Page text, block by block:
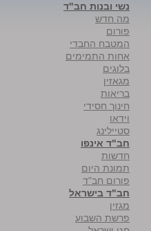
נשי ובנות חב"ד
מה חדש
פורום
המטבח החבדי
אחות התמימים
בלוגים
מגאזין
בריאות
חינוך חסידי
וידאו
סטיילינג
חב"ד אינפו
חדשות
תמונת היום
פורום חב"ד
חב"ד בישראל
מגזין
פרשת השבוע